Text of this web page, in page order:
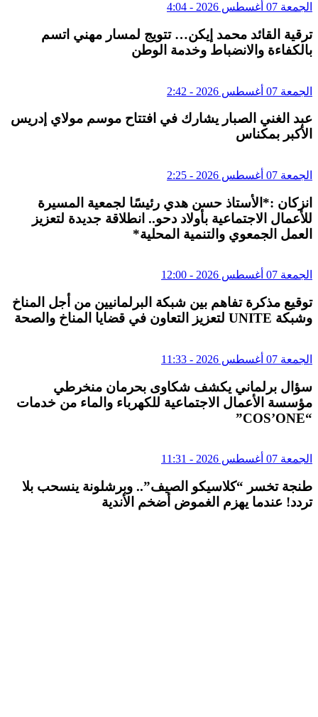
الجمعة 07 أغسطس 2026 - 4:04
ترقية القائد محمد إيكن… تتويج لمسار مهني اتسم
بالكفاءة والانضباط وخدمة الوطن
الجمعة 07 أغسطس 2026 - 2:42
عبد الغني الصبار يشارك في افتتاح موسم مولاي إدريس
الأكبر بمكناس
الجمعة 07 أغسطس 2026 - 2:25
انزكان :*الأستاذ حسن هدي رئيسًا لجمعية المسيرة
للأعمال الاجتماعية بأولاد دحو.. انطلاقة جديدة لتعزيز
العمل الجمعوي والتنمية المحلية*
الجمعة 07 أغسطس 2026 - 12:00
توقيع مذكرة تفاهم بين شبكة البرلمانيين من أجل المناخ
وشبكة UNITE لتعزيز التعاون في قضايا المناخ والصحة
الجمعة 07 أغسطس 2026 - 11:33
سؤال برلماني يكشف شكاوى بحرمان منخرطي
مؤسسة الأعمال الاجتماعية للكهرباء والماء من خدمات
“COS’ONE”
الجمعة 07 أغسطس 2026 - 11:31
طنجة تخسر “كلاسيكو الصيف”.. وبرشلونة ينسحب بلا
تردد! عندما يهزم الغموض أضخم الأندية